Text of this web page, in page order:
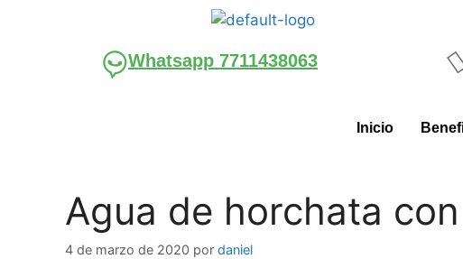
Whatsapp 7711438063
Inicio
Agua de horchata
4 de marzo de 2020 por daniel